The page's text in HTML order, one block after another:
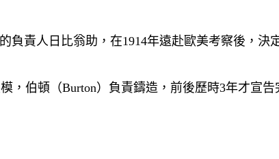
負責人日比翁助，在1914年遠赴歐美考察後，
，伯頓（Burton）負責鑄造，前後歷時3年才宣告